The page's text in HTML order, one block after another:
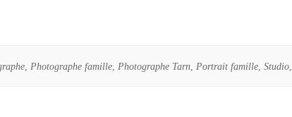
,Photographe famille,Photographe Tarn,Portrait famille,Studio,